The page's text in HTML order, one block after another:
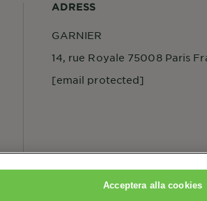
ADRESS
GARNIER
14, rue Royale 75008 Paris
[email protected]
Acceptera alla cookies